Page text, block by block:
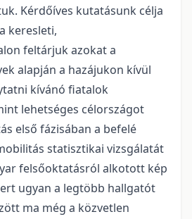
Kérdőíves kutatásunk célja
keresleti,
feltárjuk azokat a
alapján a hazájukon kívül
kívánó fiatalok
lehetséges célországot
első fázisában a befelé
statisztikai vizsgálatát
felsőoktatásról alkotott kép
ugyan a legtöbb hallgatót
ma még a közvetlen